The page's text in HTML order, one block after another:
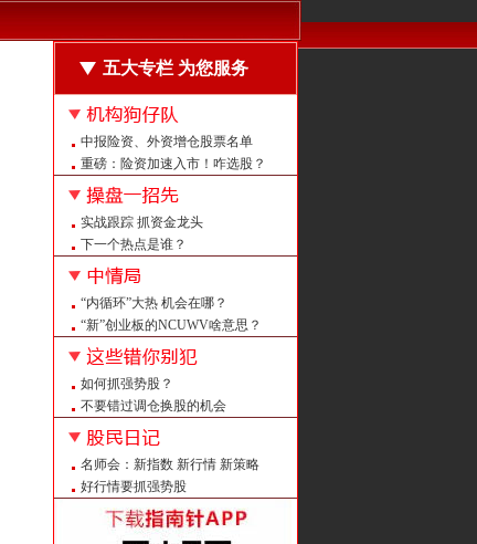
五大专栏 为您服务
中报险资、外资增仓股票名单
重磅：险资加速入市！咋选股？
震荡中什么样的股票机会大？
强者恒强的股票长啥样？
回购龙头怎么抓？
注意：周末这”机会“被点名！
实战跟踪 抓资金龙头
下一个热点是谁？
量平价平后如何定买点？
量增价升后如何不涨反跌？
强者恒强 紧跟热点抓牛股
“内循环”大热 机会在哪？
“新”创业板的NCUWV啥意思？
重磅！上证大修 意义何在？
注意：创业板中报预告改了！
A股白马大盘点 看看都有谁？
如何抓强势股？
不要错过调仓换股的机会
警惕 证监会曝光258家非法平台
给喻同学的回信
怎么抓潜伏牛股？
名师会：新指数 新行情 新策略
好行情要抓强势股
看准趋势 赚足波段
潜伏吸筹的类型后劲大